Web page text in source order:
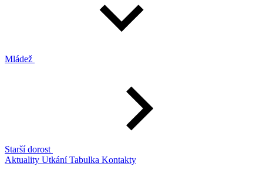
Mládež
Starší dorost
Aktuality UtkáníTabulka Kontakty